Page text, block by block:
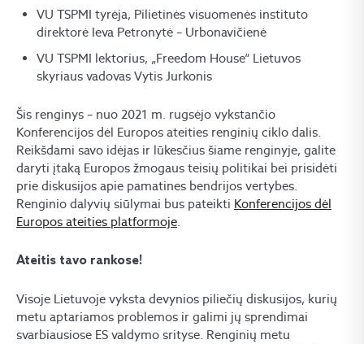
VU TSPMI tyrėja, Pilietinės visuomenės instituto
direktorė Ieva Petronytė – Urbonavičienė
VU TSPMI lektorius, „Freedom House“ Lietuvos
skyriaus vadovas Vytis Jurkonis
Šis renginys – nuo 2021 m. rugsėjo vykstančio
Konferencijos dėl Europos ateities renginių ciklo dalis.
Reikšdami savo idėjas ir lūkesčius šiame renginyje, galite
daryti įtaką Europos žmogaus teisių politikai bei prisidėti
prie diskusijos apie pamatines bendrijos vertybes.
Renginio dalyvių siūlymai bus pateikti Konferencijos dėl
Europos ateities platformoje.
Ateitis tavo rankose!
Visoje Lietuvoje vyksta devynios piliečių diskusijos, kurių
metu aptariamos problemos ir galimi jų sprendimai
svarbiausiose ES valdymo srityse. Renginių metu